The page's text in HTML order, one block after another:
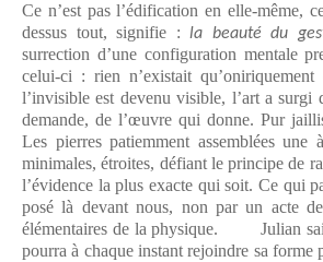
Ce n’est pas l’édification en elle-même,
dessus tout, signifie : la beauté du
surrection d’une configuration mentale
celui-ci : rien n’existait qu’oniriquement
l’invisible est devenu visible, l’art a surgi
demande, de l’œuvre qui donne. Pur
Les pierres patiemment assemblées
minimales, étroites, défiant le principe de
l’évidence la plus exacte qui soit. Ce qui
posé là devant nous, non par un acte
élémentaires de la physique. Julian sait
pourra à chaque instant rejoindre sa